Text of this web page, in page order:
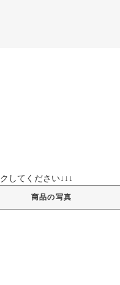
してください↓↓↓
商品の写真